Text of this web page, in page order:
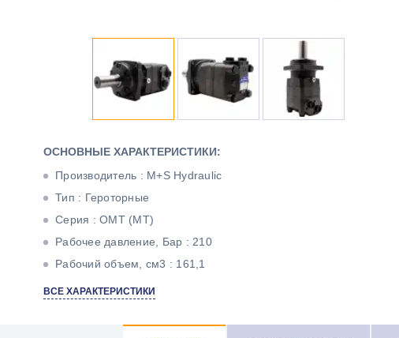
ОСНОВНЫЕ ХАРАКТЕРИСТИКИ:
Производитель : M+S Hydraulic
Тип : Героторные
Серия : ОМТ (МТ)
Рабочее давление, Бар : 210
Рабочий объем, см3 : 161,1
Максимальный крутящий момент, Н*м : 470
Тип вала : Цилиндрический под шпонку
ВСЕ ХАРАКТЕРИСТИКИ